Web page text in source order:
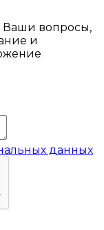
Ваши вопросы,
и
данных